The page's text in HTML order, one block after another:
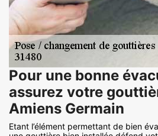
Pour une bonne
assurez votre
Amiens Germain
Etant l’élément permettant de bien